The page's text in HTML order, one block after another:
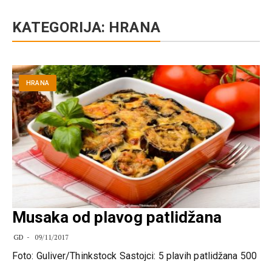
KATEGORIJA: HRANA
HRANA
Musaka od plavog patlidžana
GD 09/11/2017
Foto: Guliver/Thinkstock Sastojci: 5 plavih patlidžana 500